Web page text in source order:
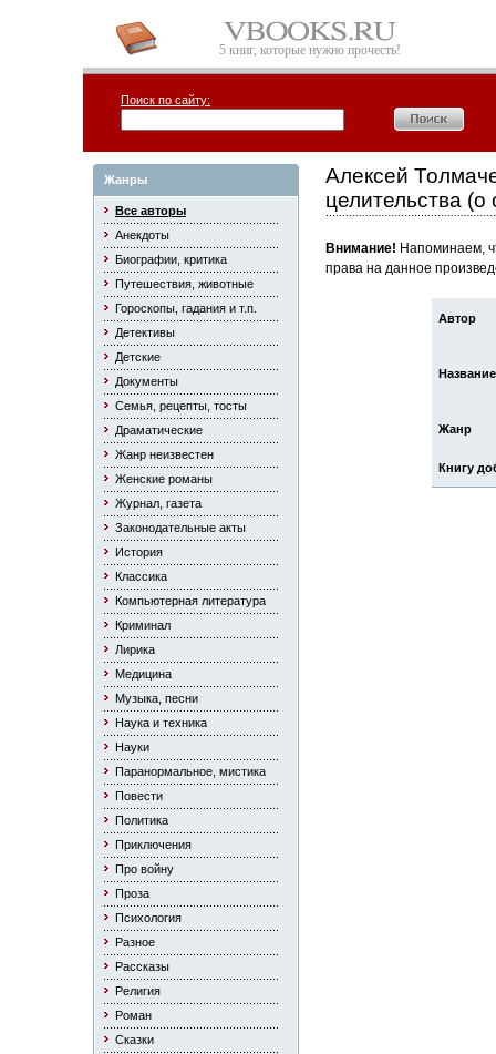
5 книг, которые нужно прочесть!
Поиск по сайту:
Жанры
Все авторы
Анекдоты
Биографии, критика
Путешествия, животные
Гороскопы, гадания и т.п.
Детективы
Детские
Документы
Семья, рецепты, тосты
Драматические
Жанр неизвестен
Женские романы
Журнал, газета
Законодательные акты
История
Классика
Компьютерная литература
Криминал
Лирика
Медицина
Музыка, песни
Наука и техника
Науки
Паранормальное, мистика
Повести
Политика
Приключения
Про войну
Проза
Психология
Разное
Рассказы
Религия
Роман
Сказки
Алексей
целительства (о
Внимание! Напоминаем,
права на данное
Автор
Название
Жанр
Книгу